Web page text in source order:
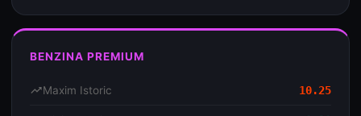
BENZINA PREMIUM
trending_upMaxim Istoric 10.25